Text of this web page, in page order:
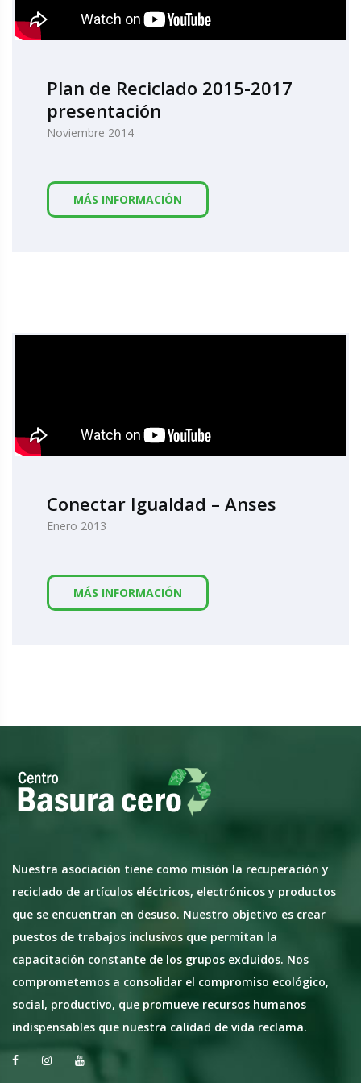
Plan de Reciclado 2015-2017
presentación
Noviembre 2014
MÁS INFORMACIÓN
Conectar Igualdad – Anses
Enero 2013
MÁS INFORMACIÓN
Nuestra asociación tiene como misión la recuperación y
reciclado de artículos eléctricos, electrónicos y productos
que se encuentran en desuso. Nuestro objetivo es crear
puestos de trabajos inclusivos que permitan la
capacitación constante de los grupos excluidos. Nos
comprometemos a consolidar el compromiso ecológico,
social, productivo, que promueve recursos humanos
indispensables que nuestra calidad de vida reclama.